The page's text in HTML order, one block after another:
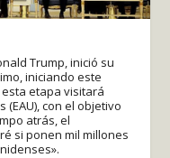
Trump, inició su
iniciando este
etapa visitará
(EAU), con el objetivo
atrás, el
si ponen mil millones